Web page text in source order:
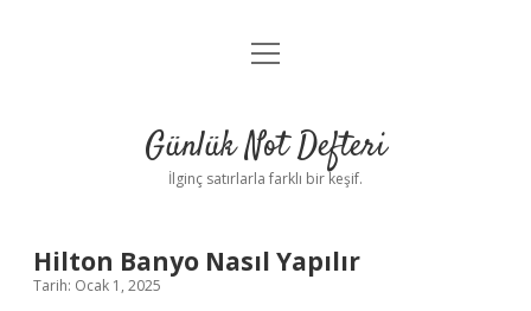
Anasayfa
Yasal Uyarı
menüyü
Günlük Not Defteri
İlginç satırlarla farklı bir keşif.
Hilton Banyo Nasıl Yapılır
Tarih: Ocak 1, 2025